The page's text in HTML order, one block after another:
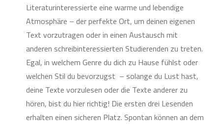
Literaturinteressierte eine warme und lebendige
Atmosphäre – der perfekte Ort, um deinen eigenen
Text vorzutragen oder in einen Austausch mit
anderen schreibinteressierten Studierenden zu treten.
Egal, in welchem Genre du dich zu Hause fühlst oder
welchen Stil du bevorzugst – solange du Lust hast,
deine Texte vorzulesen oder die Texte anderer zu
hören, bist du hier richtig! Die ersten drei Lesenden
erhalten einen sicheren Platz. Spontan können an dem